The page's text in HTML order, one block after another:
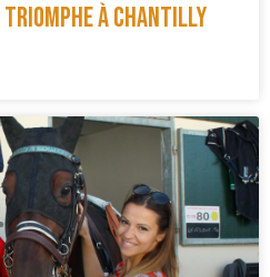
Triomphe à Chantilly